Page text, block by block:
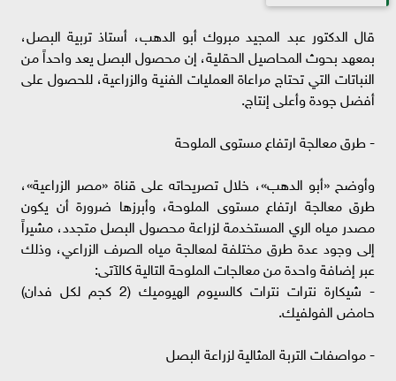
قال الدكتور عبد المجيد مبروك أبو الدهب، أستاذ تربية البصل،
بمعهد بحوث المحاصيل الحقلية، إن محصول البصل يعد واحداً من
النباتات التي تحتاج مراعاة العمليات الفنية والزراعية، للحصول على
أفضل جودة وأعلى إنتاج.
- طرق معالجة ارتفاع مستوى الملوحة
وأوضح «أبو الدهب»، خلال تصريحاته على قناة «مصر الزراعية»،
طرق معالجة ارتفاع مستوى الملوحة، وأبرزها ضرورة أن يكون
مصدر مياه الري المستخدمة لزراعة محصول البصل متجدد، مشيراً
إلى وجود عدة طرق مختلفة لمعالجة مياه الصرف الزراعي، وذلك
عبر إضافة واحدة من معالجات الملوحة التالية كالآتى:
- شيكارة نترات نترات كالسيوم الهيوميك (2 كجم لكل فدان)
حامض الفولفيك.
- مواصفات التربة المثالية لزراعة البصل